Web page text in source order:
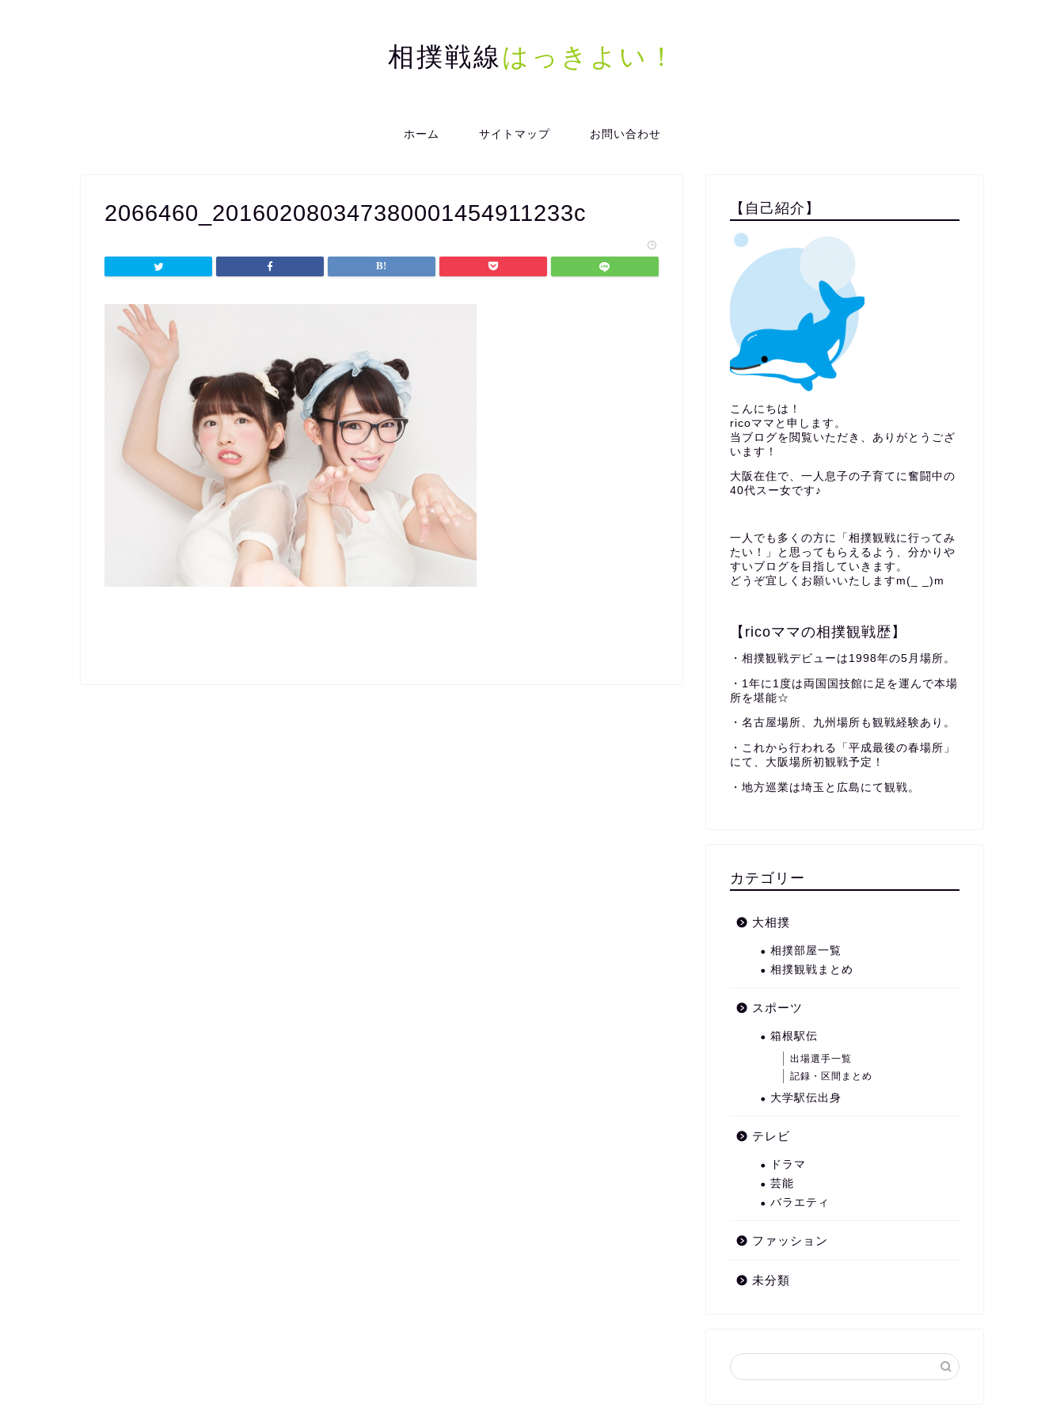
相撲戦線はっきよい！
ホーム サイトマップ お問い合わせ
2066460_201602080347380001454911233c 【自己紹介】
こんにちは！
ricoママと申します。
当ブログを閲覧いただき、ありがとうござ
います！
大阪在住で、一人息子の子育てに奮闘中の
40代スー女です♪
一人でも多くの方に「相撲観戦に行ってみ
たい！」と思ってもらえるよう、分かりや
すいブログを目指していきます。
どうぞ宜しくお願いいたしますm(_ _)m
【ricoママの相撲観戦歴】
・相撲観戦デビューは1998年の5月場所。
・1年に1度は両国国技館に足を運んで本場
所を堪能☆
・名古屋場所、九州場所も観戦経験あり。
・これから行われる「平成最後の春場所」
にて、大阪場所初観戦予定！
・地方巡業は埼玉と広島にて観戦。
カテゴリー
大相撲
相撲部屋一覧
相撲観戦まとめ
スポーツ
箱根駅伝
出場選手一覧
記録・区間まとめ
大学駅伝出身
テレビ
ドラマ
芸能
バラエティ
ファッション
未分類